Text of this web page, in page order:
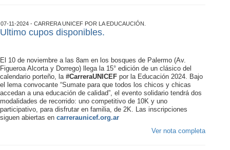
07-11-2024 - CARRERA UNICEF POR LA EDUCAUCIÓN.
Ultimo cupos disponibles.
El 10 de noviembre a las 8am en los bosques de Palermo (Av.
Figueroa Alcorta y Dorrego) llega la 15° edición de un clásico del
calendario porteño, la#CarreraUNICEF por la Educación 2024. Bajo
el lema convocante “Sumate para que todos los chicos y chicas
accedan a una educación de calidad”, el evento solidario tendrá dos
modalidades de recorrido: uno competitivo de 10K y uno
participativo, para disfrutar en familia, de 2K. Las inscripciones
siguen abiertas en carreraunicef.org.ar
Ver nota completa